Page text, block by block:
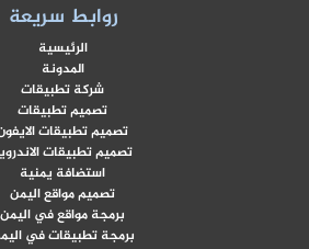
روابط سريعة
الرئيسية
المدونة
شركة تطبيقات
تصميم تطبيقات
تصميم تطبيقات الايفون
تصميم تطبيقات الاندرويد
استضافة يمنية
تصميم مواقع اليمن
برمجة مواقع في اليمن
برمجة تطبيقات في اليمن